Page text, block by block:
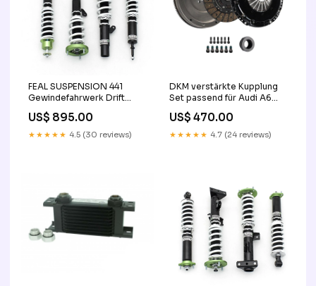
FEAL SUSPENSION 441
Gewindefahrwerk Drift
E82 E87 E88 sitze
US$ 895.00
★★★★★ 4.5 (30 reviews)
DKM verstärkte Kupplung
Set passend für Audi A6
cinquecento
US$ 470.00
★★★★★ 4.7 (24 reviews)